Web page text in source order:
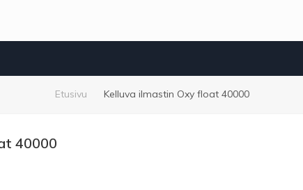
Murupolku
Etusivu Kelluva ilmastin Oxy float 40000
40000